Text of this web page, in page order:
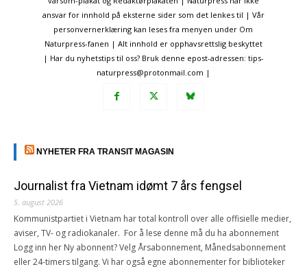
ansvar for innhold på eksterne sider som det lenkes til | Vår
personvernerklæring kan leses fra menyen under Om
Naturpress-fanen | Alt innhold er opphavsrettslig beskyttet
| Har du nyhetstips til oss? Bruk denne epost-adressen: tips-
naturpress@protonmail.com |
NYHETER FRA TRANSIT MAGASIN
Journalist fra Vietnam idømt 7 års fengsel
5. august 2026
Kommunistpartiet i Vietnam har total kontroll over alle offisielle medier,
aviser, TV- og radiokanaler. For å lese denne må du ha abonnement
Logg inn her Ny abonnent? Velg Årsabonnement, Månedsabonnement
eller 24-timers tilgang. Vi har også egne abonnementer for biblioteker